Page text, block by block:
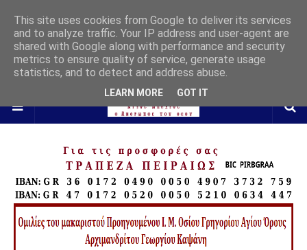
This site uses cookies from Google to deliver its services
and to analyze traffic. Your IP address and user-agent are
shared with Google along with performance and security
metrics to ensure quality of service, generate usage
statistics, and to detect and address abuse.
LEARN MORE GOT IT